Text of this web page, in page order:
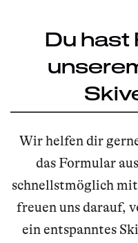
Du hast
Wir helfen dir
das Formular
schnellstmöglich
freuen uns darauf,
ein entspanntes